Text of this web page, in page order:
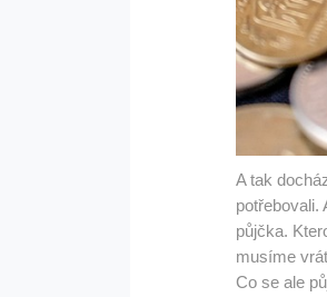
A tak
potřebovali.
půjčka.
musíme
Co se ale